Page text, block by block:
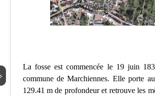
La fosse est commencée le 19 juin
commune de Marchiennes. Elle porte
129.41 m de profondeur et retrouve les